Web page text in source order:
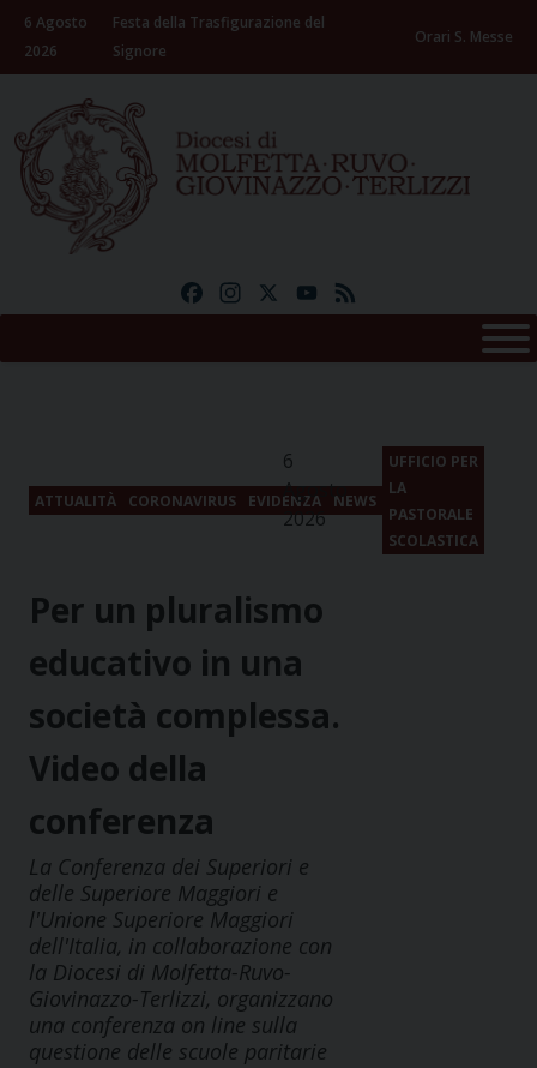
Skip
content
6 Agosto
2026
Festa della Trasfigurazione del
Signore
Orari S. Messe
FacebookInstagramYouTube
ATTUALITÀ CORONAVIRUS EVIDENZA NEWS
UFFICIO PER
LA
PASTORALE
SCOLASTICA
6
Agosto
2026
Per un pluralismo
educativo in una
società complessa.
Video della
conferenza
La Conferenza dei Superiori e
delle Superiore Maggiori e
l'Unione Superiore Maggiori
dell'Italia, in collaborazione con
la Diocesi di Molfetta-Ruvo-
Giovinazzo-Terlizzi, organizzano
una conferenza on line sulla
questione delle scuole paritarie